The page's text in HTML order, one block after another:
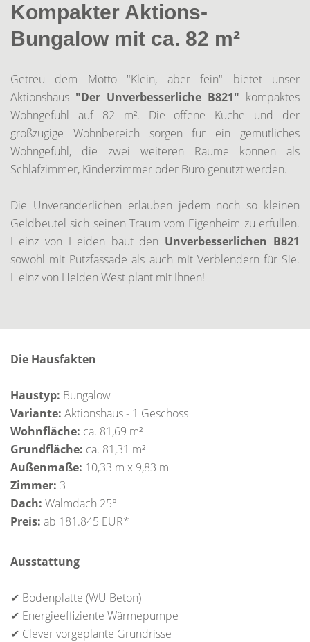
Kompakter Aktions-
Bungalow mit ca. 82 m²
Getreu dem Motto "Klein, aber fein" bietet unser
Aktionshaus "Der Unverbesserliche B821" kompaktes
Wohngefühl auf 82 m². Die offene Küche und der
großzügige Wohnbereich sorgen für ein gemütliches
Wohngefühl, die zwei weiteren Räume können als
Schlafzimmer, Kinderzimmer oder Büro genutzt werden.
Die Unveränderlichen erlauben jedem noch so kleinen
Geldbeutel sich seinen Traum vom Eigenheim zu erfüllen.
Heinz von Heiden baut den Unverbesserlichen B821
sowohl mit Putzfassade als auch mit Verblendern für Sie.
Heinz von Heiden West plant mit Ihnen!
Die Hausfakten
Haustyp: Bungalow
Variante: Aktionshaus - 1 Geschoss
Wohnfläche: ca. 81,69 m²
Grundfläche: ca. 81,31 m²
Außenmaße: 10,33 m x 9,83 m
Zimmer: 3
Dach: Walmdach 25°
Preis: ab 181.845 EUR*
Ausstattung
✔ Bodenplatte (WU Beton)
✔ Energieeffiziente Wärmepumpe
✔ Clever vorgeplante Grundrisse